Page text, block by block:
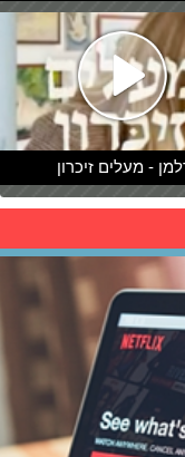
- מעלים זיכרון